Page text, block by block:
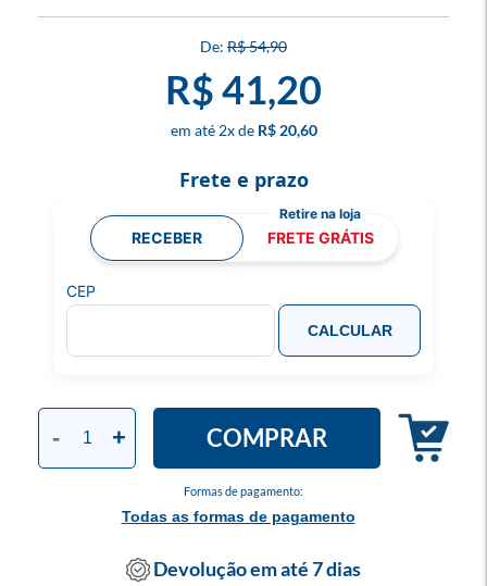
R$ 54,90
R$ 41,20
2x R$ 20,60
Formas de pagamento:
Todas as formas de pagamento
- + COMPRAR
Frete e prazo
RECEBER FRETE GRÁTIS
CEP
CALCULAR
Devolução em até 7 dias